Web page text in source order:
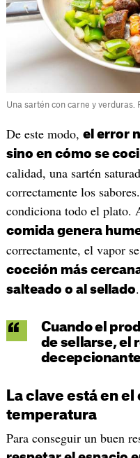
Una sartén con carne y verduras.
De este modo, el error
sino en cómo se
calidad, una sartén
correctamente los
condiciona todo el plato.
comida genera
correctamente, el vapor
cocción más
salteado o al sellado.
Cuando el
de sellarse, el
La clave está en
temperatura
Para conseguir un buen